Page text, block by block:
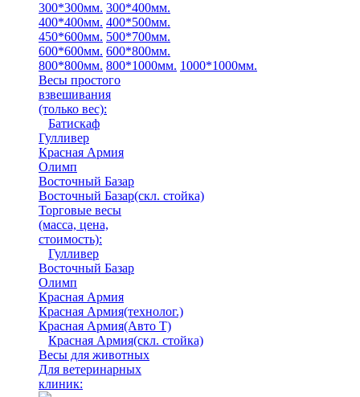
300*300мм. 300*400мм.
400*400мм. 400*500мм.
450*600мм. 500*700мм.
600*600мм. 600*800мм.
800*800мм. 800*1000мм. 1000*1000мм.
Весы простого
взвешивания
(только вес):
Батискаф
Гулливер
Красная Армия
Олимп
Восточный Базар
Восточный Базар(скл. стойка)
Торговые весы
(масса, цена,
стоимость):
Гулливер
Восточный Базар
Олимп
Красная Армия
Красная Армия(технолог.)
Красная Армия(Авто Т)
Красная Армия(скл. стойка)
Весы для животных
Для ветеринарных
клиник: